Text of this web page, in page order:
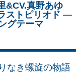
&CV.真野あゆ
ストピリオド ―
グテーマ
なき螺旋の物語